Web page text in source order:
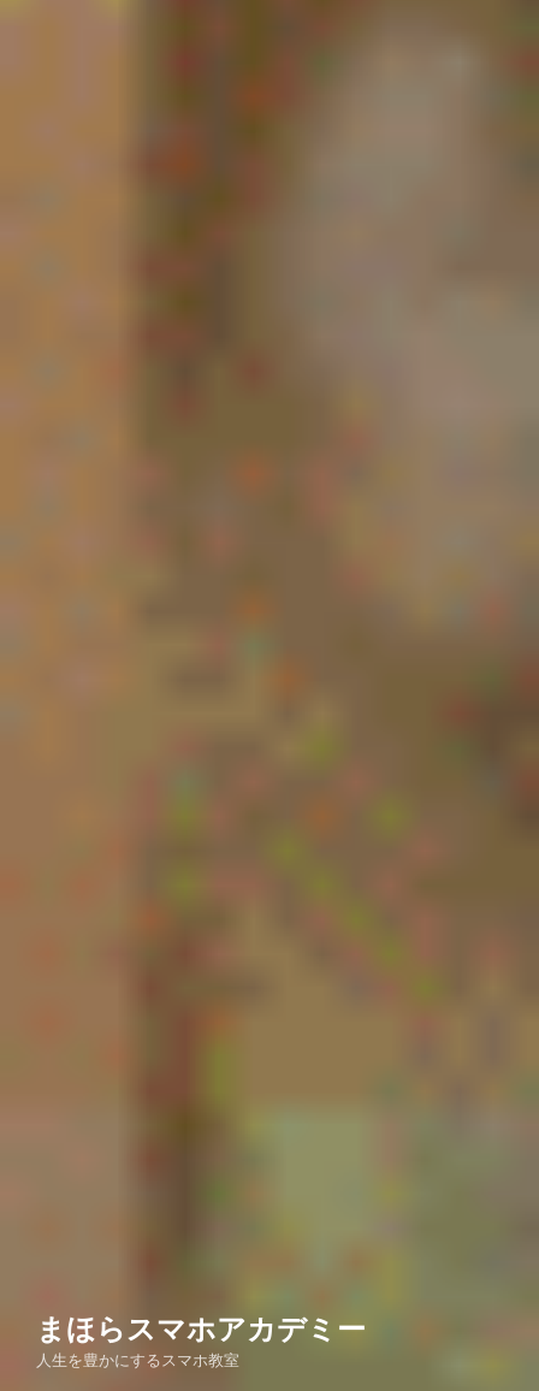
まほらスマホアカデミー
人生を豊かにするスマホ教室